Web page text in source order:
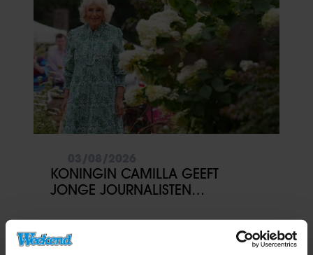
KONINGIN CAMILLA GEEFT
JONGE JOURNALISTEN
RUG